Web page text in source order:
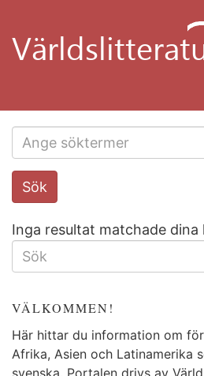
huvudinnehåll
Search
this
Sök
Inga resultat matchade dina
SÖKFORMULÄR
VÄLKOMMEN!
Här hittar du information om
Afrika, Asien och Latinamerika
svenska. Portalen drivs av